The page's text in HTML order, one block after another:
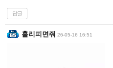
답글
홀리피면줘 26-05-16 16:51